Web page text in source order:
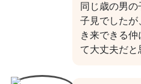
同じ歳の男
子見でした
き来できる仲
て大丈夫だと